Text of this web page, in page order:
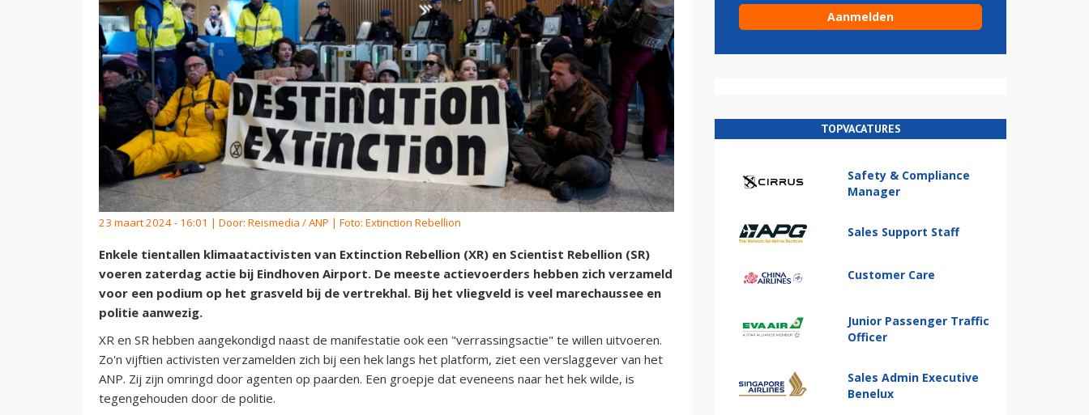
23 maart 2024 - 16:01 | Door: Reismedia / ANP | Foto: Extinction Rebellion
Enkele tientallen klimaatactivisten van Extinction Rebellion (XR) en Scientist Rebellion (SR)
voeren zaterdag actie bij Eindhoven Airport. De meeste actievoerders hebben zich verzameld
voor een podium op het grasveld bij de vertrekhal. Bij het vliegveld is veel marechaussee en
politie aanwezig.
XR en SR hebben aangekondigd naast de manifestatie ook een "verrassingsactie" te willen uitvoeren.
Zo'n vijftien activisten verzamelden zich bij een hek langs het platform, ziet een verslaggever van het
ANP. Zij zijn omringd door agenten op paarden. Een groepje dat eveneens naar het hek wilde, is
tegengehouden door de politie.
TOPVACATURES
Safety & Compliance
Manager
Sales Support Staff
Customer Care
Junior Passenger Traffic
Officer
Sales Admin Executive
Benelux